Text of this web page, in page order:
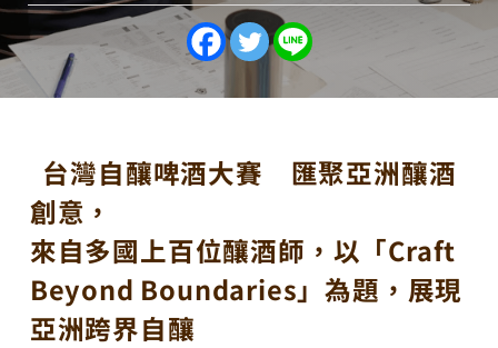
台灣自釀啤酒大賽 匯聚亞洲釀酒
創意，
來自多國上百位釀酒師，以「Craft
Beyond Boundaries」為題，展現
亞洲跨界自釀